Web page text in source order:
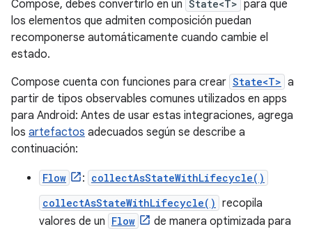
Compose, debes convertirlo en un State<T> para que
los elementos que admiten composición puedan
recomponerse automáticamente cuando cambie el
estado.
Compose cuenta con funciones para crear State<T> a
partir de tipos observables comunes utilizados en apps
para Android: Antes de usar estas integraciones, agrega
los artefactos adecuados según se describe a
continuación:
Flow : collectAsStateWithLifecycle()
collectAsStateWithLifecycle() recopila
valores de un Flow
de manera optimizada para